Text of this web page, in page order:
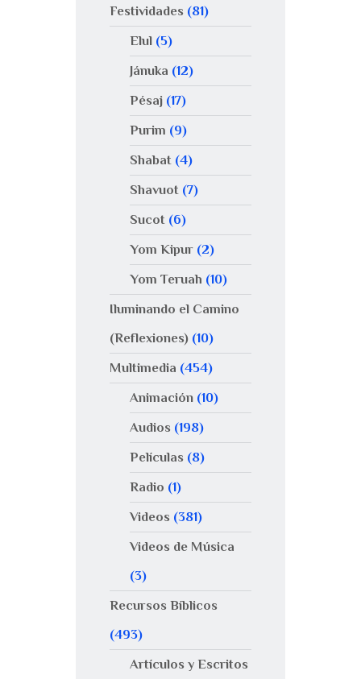
Festividades (81)
Elul(5)
Jánuka (12)
Pésaj(17)
Purim (9)
Shabat (4)
Shavuot (7)
Sucot (6)
Yom Kipur(2)
Yom Teruah (10)
Iluminando el Camino
(Reflexiones) (10)
Multimedia (454)
Animación(10)
Audios (198)
Películas (8)
Radio (1)
Videos (381)
Videos de Música
(3)
Recursos Bíblicos
(493)
Artículos y Escritos